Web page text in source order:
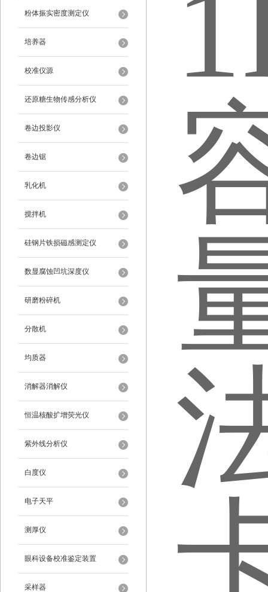
粉体振实密度测定仪
培养器
校准仪源
还原糖生物传感分析仪
卷边投影仪
卷边锯
乳化机
搅拌机
硅钢片铁损磁感测定仪
数显腐蚀凹坑深度仪
研磨粉碎机
分散机
均质器
消解器消解仪
恒温核酸扩增荧光仪
紫外线分析仪
白度仪
电子天平
测厚仪
眼科设备校准鉴定装置
采样器